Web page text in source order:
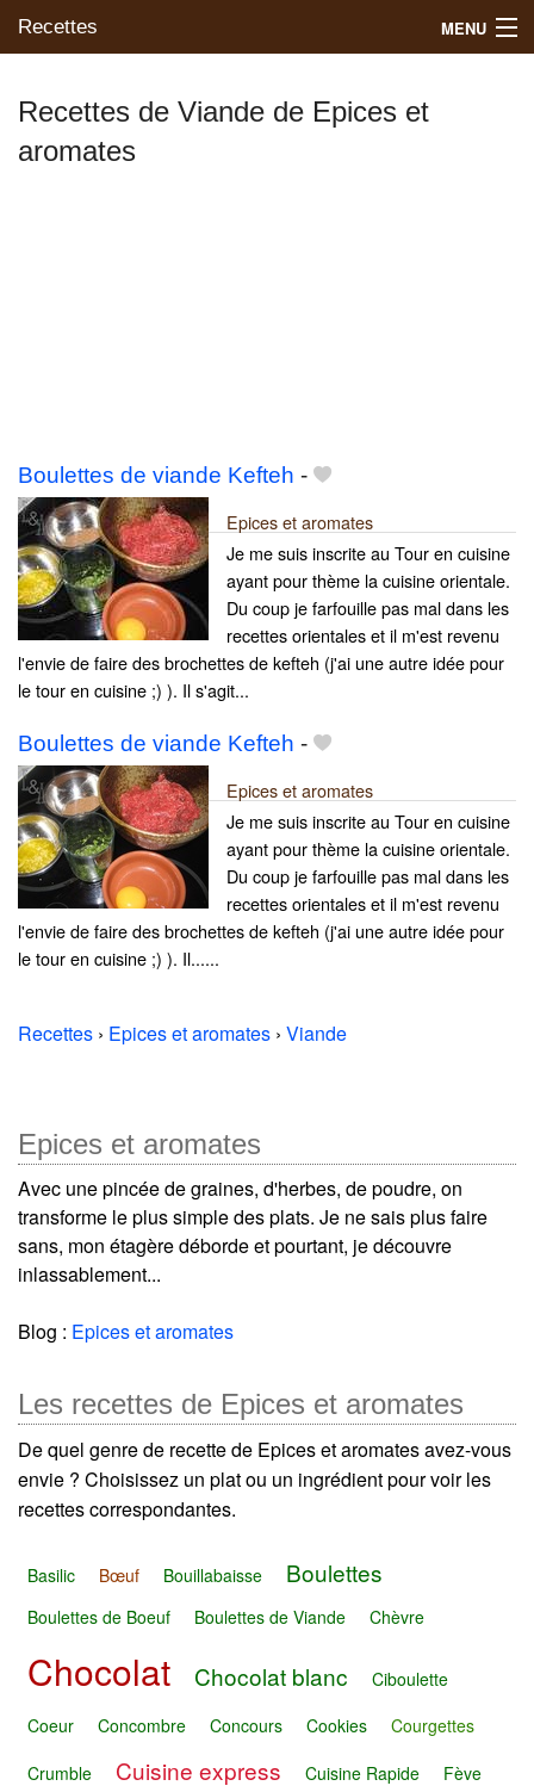
Recettes MENU
Mes blogs préférés
Recettes de Viande de Epices et
aromates
Boulettes de viande Kefteh -
Epices et aromates
Je me suis inscrite au Tour en cuisine
ayant pour thème la cuisine orientale.
Du coup je farfouille pas mal dans les
recettes orientales et il m'est revenu
l'envie de faire des brochettes de kefteh (j'ai une autre idée pour
le tour en cuisine ;) ). Il s'agit...
Boulettes de viande Kefteh -
Epices et aromates
Je me suis inscrite au Tour en cuisine
ayant pour thème la cuisine orientale.
Du coup je farfouille pas mal dans les
recettes orientales et il m'est revenu
l'envie de faire des brochettes de kefteh (j'ai une autre idée pour
le tour en cuisine ;) ). Il......
Recettes › Epices et aromates › Viande
Epices et aromates
Avec une pincée de graines, d'herbes, de poudre, on
transforme le plus simple des plats. Je ne sais plus faire
sans, mon étagère déborde et pourtant, je découvre
inlassablement...
Blog : Epices et aromates
Les recettes de Epices et aromates
De quel genre de recette de Epices et aromates avez-vous
envie ? Choisissez un plat ou un ingrédient pour voir les
recettes correspondantes.
Basilic Bœuf Bouillabaisse Boulettes
Boulettes de Boeuf Boulettes de Viande Chèvre
Chocolat Chocolat blanc
Ciboulette
Coeur
Concombre Concours Cookies
Courgettes
Crumble
Cuisine express Cuisine Rapide Fève